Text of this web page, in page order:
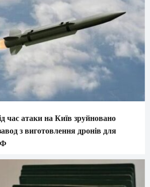
час атаки на Київ зруйновано
з виготовлення дронів для